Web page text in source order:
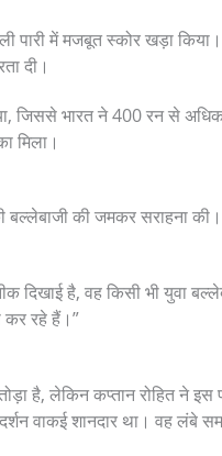
पारी में मजबूत स्कोर खड़ा
दी।
जिससे भारत ने 400 रन से
मिला।
की जमकर सराहना की।
दिखाई है, वह किसी भी युवा
कर रहे हैं।”
है, लेकिन कप्तान रोहित ने
वाकई शानदार था। वह लंबे